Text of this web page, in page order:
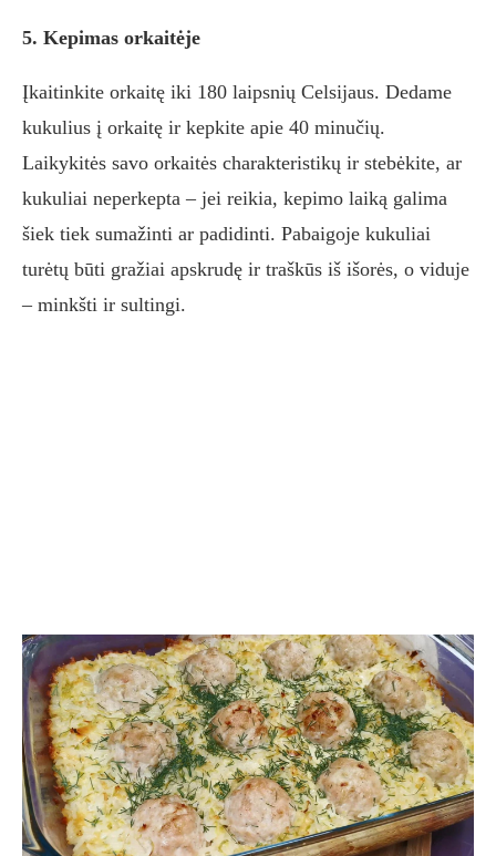
5. Kepimas orkaitėje
Įkaitinkite orkaitę iki 180 laipsnių Celsijaus. Dedame
kukulius į orkaitę ir kepkite apie 40 minučių.
Laikykitės savo orkaitės charakteristikų ir stebėkite, ar
kukuliai neperkepta – jei reikia, kepimo laiką galima
šiek tiek sumažinti ar padidinti. Pabaigoje kukuliai
turėtų būti gražiai apskrudę ir traškūs iš išorės, o viduje
– minkšti ir sultingi.